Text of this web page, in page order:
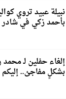
نبيلة عبيد تروي
بأحمد زكي في
إلغاء حفلين لـ
بشكلٍ مفاجئ.. إليكم